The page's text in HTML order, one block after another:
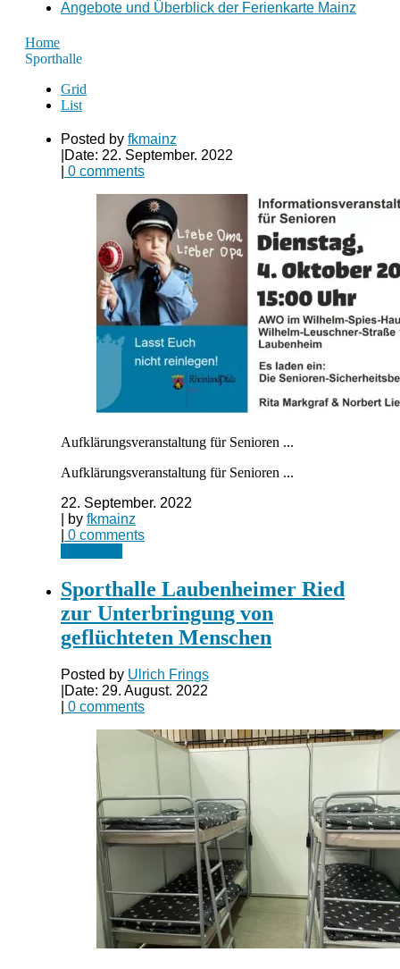
Angebote und Überblick der Ferienkarte Mainz
Home
Sporthalle
Grid
List
Posted by fkmainz
Date: 22. September. 2022
0 comments
Aufklärungsveranstaltung für Senioren ...
Aufklärungsveranstaltung für Senioren ...
22. September. 2022
| by fkmainz
0 comments
Sporthalle Laubenheimer Ried
zur Unterbringung von
geflüchteten Menschen
Posted by Ulrich Frings
Date: 29. August. 2022
0 comments